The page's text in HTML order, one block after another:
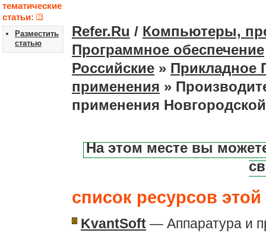
тематические
статьи:
Разместить
статью
Refer.Ru / Компьютеры,
Программное обеспечение
Российские » Прикладное
применения »
применения
На этом месте вы
список ресурсов этой
KvantSoft — Аппаратура и